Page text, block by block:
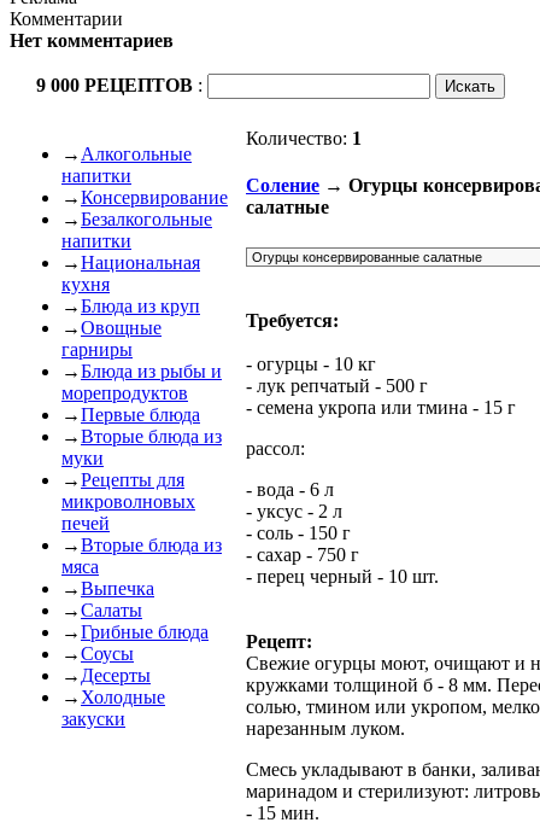
Комментарии
Нет комментариев
9 000 РЕЦЕПТОВ :
→ Алкогольные
напитки
→Консервирование
→Безалкогольные
напитки
→Национальная
кухня
→Блюда из круп
→Овощные
гарниры
→Блюда из рыбы и
морепродуктов
→Первые блюда
→Вторые блюда из
муки
→Рецепты для
микроволновых
печей
→Вторые блюда из
мяса
→Выпечка
→Салаты
→Грибные блюда
→Соусы
→ Десерты
→ Холодные
закуски
Количество: 1
Соление → Огурцы
салатные
Требуется:
- огурцы - 10 кг
- лук репчатый - 500 г
- семена укропа или тмина - 15 г
рассол:
- вода - 6 л
- уксус - 2 л
- соль - 150 г
- сахар - 750 г
- перец черный - 10 шт.
Рецепт:
Свежие огурцы моют, очищают и
кружками толщиной б - 8 мм.
солью, тмином или укропом, мелко
нарезанным луком.
Смесь укладывают в банки,
маринадом и стерилизуют:
- 15 мин.